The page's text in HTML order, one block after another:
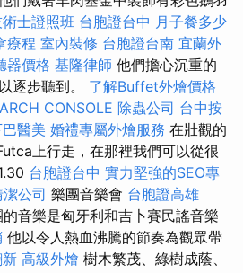
士證照班 台胞證台中 月子餐多少
療程 室內裝修 台胞證台南 宜蘭外
器價格 基隆律師 他們擔心沉重的
逐步聽到。 了解Buffet外燴價格
CONSOLE 除蟲公司 台中按
醫美 婚禮專屬外燴服務 在壯觀的
上行走，在那裡我們可以從很
台胞證台中 實力堅強的SEO專
公司 樂團音樂會 台胞證高雄
的音樂是匈牙利和吉卜賽民謠音樂
他以令人熱血沸騰的節奏為觀眾帶
高級外燴 樹木繁茂、綠樹成蔭、